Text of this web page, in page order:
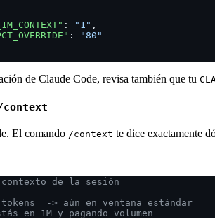
: "1" ,
:
"80"
de Claude Code, revisa también que tu
El comando /context te dice exactamente
de la sesión
-> aún en ventana estándar
en 1M y pagando volumen